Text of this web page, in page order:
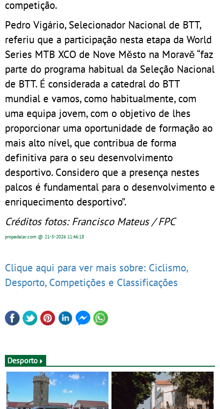
competição.
Pedro Vigário, Selecionador Nacional de BTT,
referiu que a participação nesta etapa da World
Series MTB XCO de Nove Město na Moravě “faz
parte do programa habitual da Seleção Nacional
de BTT. É considerada a catedral do BTT
mundial e vamos, como habitualmente, com
uma equipa jovem, com o objetivo de lhes
proporcionar uma oportunidade de formação ao
mais alto nível, que contribua de forma
definitiva para o seu desenvolvimento
desportivo. Considero que a presença nestes
palcos é fundamental para o desenvolvimento e
enriquecimento desportivo”.
Créditos fotos: Francisco Mateus / FPC
propedalar.com @ 21-5-2026 11:46:18
Clique aqui para ver mais sobre: Ciclismo,
Desporto, Competições e Classificações
Desporto